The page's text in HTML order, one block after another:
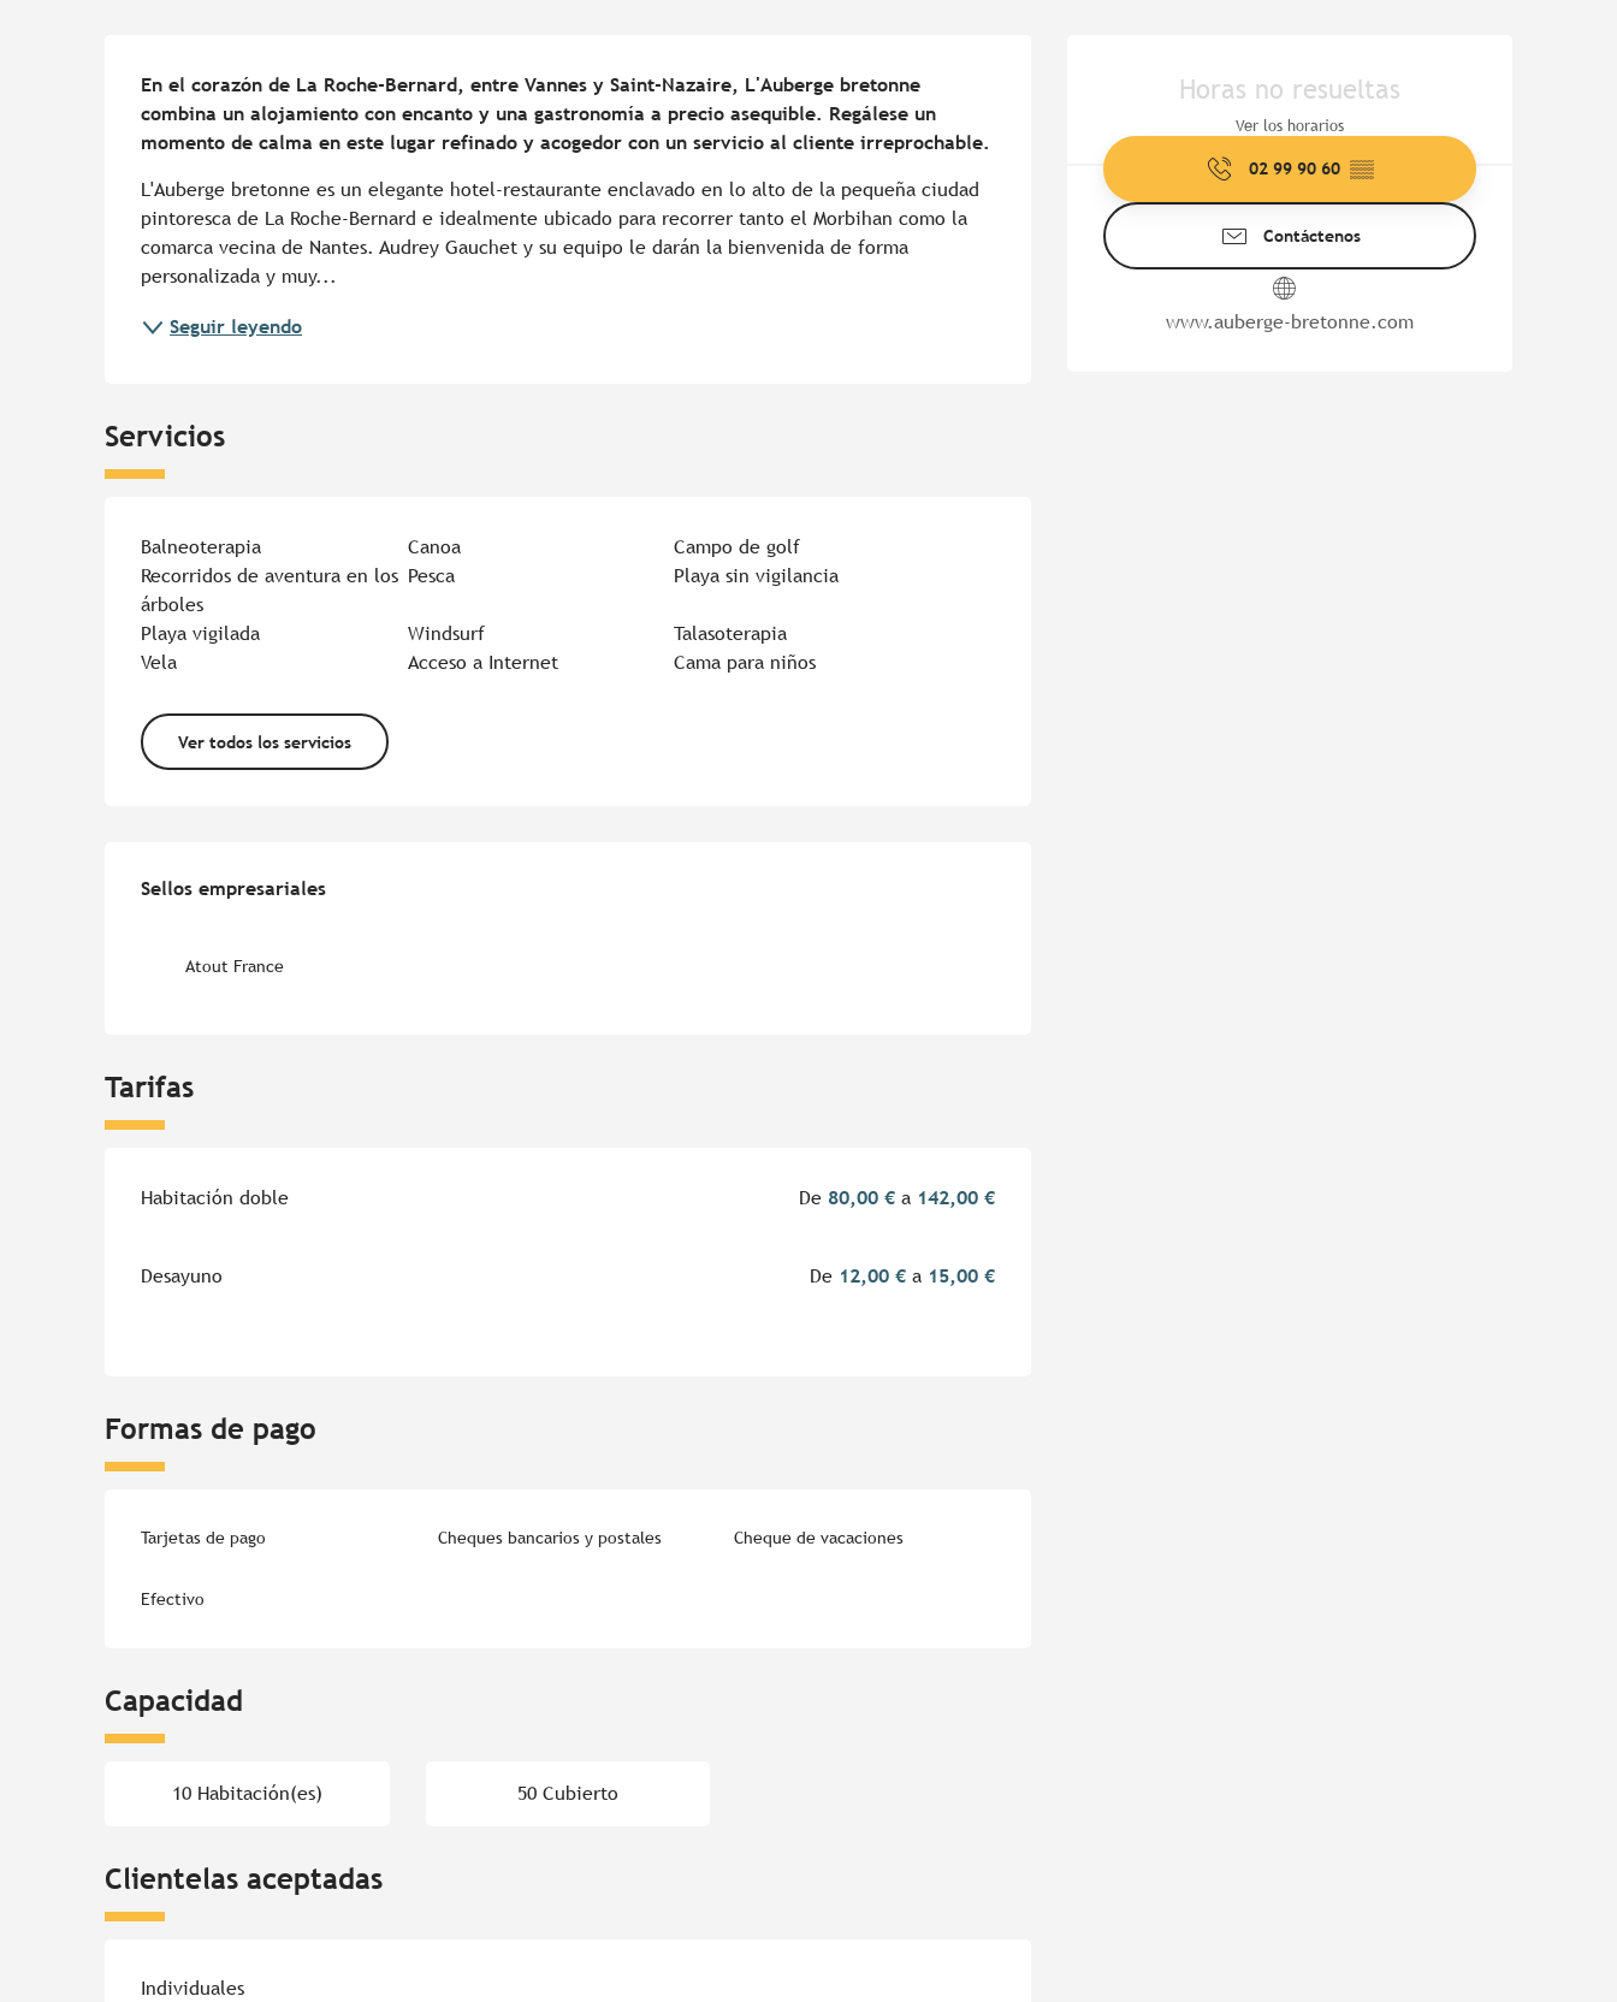
Horas no resueltas
Ver los horarios
02 99 90 60 ▒▒
Contáctenos
www.auberge-bretonne.com
En el corazón de La Roche-Bernard, entre Vannes y Saint-Nazaire, L'Auberge bretonne
combina un alojamiento con encanto y una gastronomía a precio asequible. Regálese un
momento de calma en este lugar refinado y acogedor con un servicio al cliente irreprochable.
L'Auberge bretonne es un elegante hotel-restaurante enclavado en lo alto de la pequeña ciudad
pintoresca de La Roche-Bernard e idealmente ubicado para recorrer tanto el Morbihan como la
comarca vecina de Nantes. Audrey Gauchet y su equipo le darán la bienvenida de forma
personalizada y muy...
Seguir leyendo
Servicios
Balneoterapia Canoa
Campo de golf
Recorridos de aventura en los
árboles
Pesca Playa sin vigilancia
Playa vigilada Windsurf
Talasoterapia
Vela
Acceso a Internet Cama para niños
Ver todos los servicios
Sellos empresariales
Sellos empresariales
Atout France
Tarifas
Habitación doble De 80,00 € a 142,00 €
Desayuno De 12,00 € a 15,00 €
Formas de pago
Tarjetas de pago Cheques bancarios y postales Cheque de vacaciones
Efectivo
Capacidad
10 Habitación(es) 50 Cubierto
Clientelas aceptadas
Individuales